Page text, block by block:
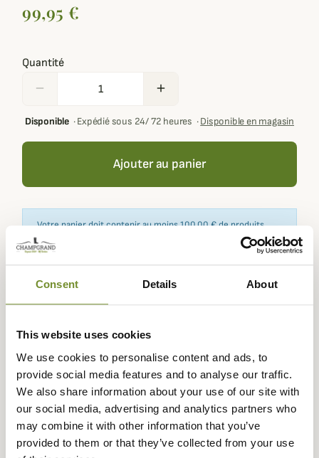
Consent Details About
This website uses cookies
We use cookies to personalise content and ads, to
provide social media features and to analyse our traffic.
We also share information about your use of our site with
our social media, advertising and analytics partners who
may combine it with other information that you’ve
provided to them or that they’ve collected from your use
99,95 €
Quantité
remove add
Disponible·Expédié sous 24/ 72 heures ·Disponible en magasin
Ajouter au panier
Votre panier doit contenir au moins 100,00 € de produits
pour pouvoir obtenir des récompenses fidélité.
la journée
retour sous
Description